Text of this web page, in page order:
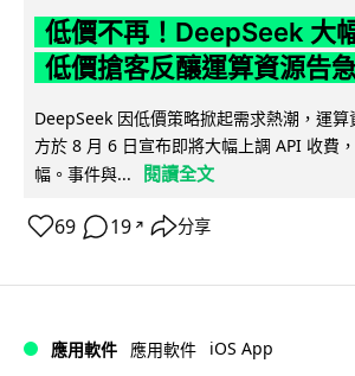
低價不再！DeepSeek 大
低價搶客反釀運算資源告
DeepSeek 因低價策略掀起需求熱潮，運算
方於 8 月 6 日宣布即將大幅上調 API 收費
幅。事件與...
閱讀全文
69 19 ↗ 分享
應用軟件 應用軟件 iOS App